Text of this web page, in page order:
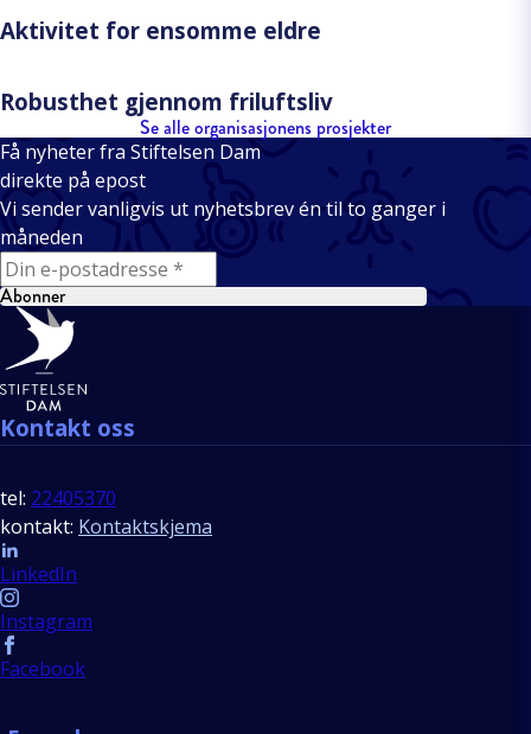
Aktivitet for ensomme eldre
Robusthet gjennom friluftsliv
Se alle organisasjonens prosjekter
Få nyheter fra Stiftelsen Dam
direkte på epost
Vi sender vanligvis ut nyhetsbrev én til to ganger i
måneden
E-mail
Abonner
Bunntekst
Kontakt oss
tel: 22405370
kontakt: Kontaktskjema
Follow us
LinkedIn
Instagram
Facebook